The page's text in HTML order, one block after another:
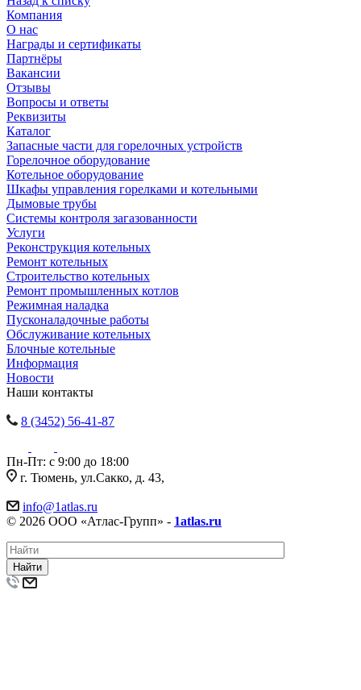
Компания
О нас
Награды и сертификаты
Партнёры
Вакансии
Отзывы
Вопросы и ответы
Реквизиты
Каталог
Запасные части для горелочных устройств
Горелочное оборудование
Котельное оборудование
Шкафы управления горелками и котельными
Дымовые трубы
Системы контроля загазованности
Услуги
Реконструкция котельных
Ремонт котельных
Строительство котельных
Ремонт промышленных котлов
Режимная наладка
Пусконаладочные работы
Обслуживание котельных
Блочные котельные
Информация
Новости
Наши контакты
8 (3452) 56-41-87
Пн-Пт: с 9:00 до 18:00
г. Тюмень, ул.Сакко, д. 43,
info@1atlas.ru
© 2026 ООО «Атлас-Групп» - 1atlas.ru
Найти